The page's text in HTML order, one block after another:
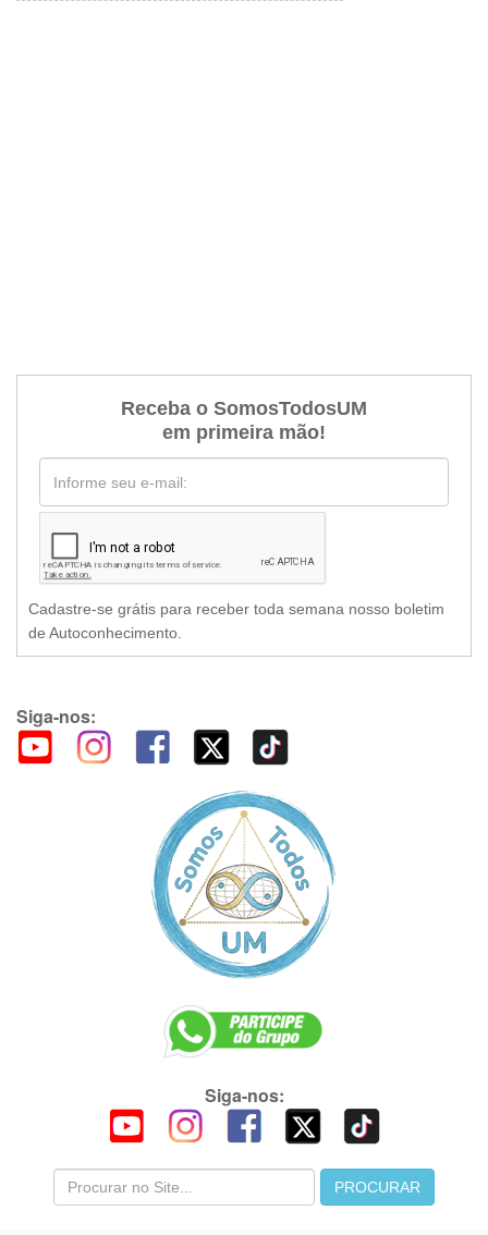
Receba o SomosTodosUM
em primeira mão!
Cadastre-se grátis para receber toda semana nosso boletim
de Autoconhecimento.
Siga-nos:
Siga-nos: